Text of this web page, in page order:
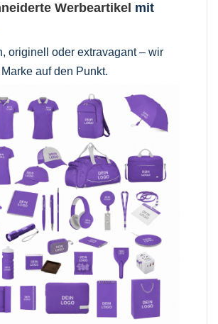
Werbeartikel mit
originell oder extravagant – wir
auf den Punkt.